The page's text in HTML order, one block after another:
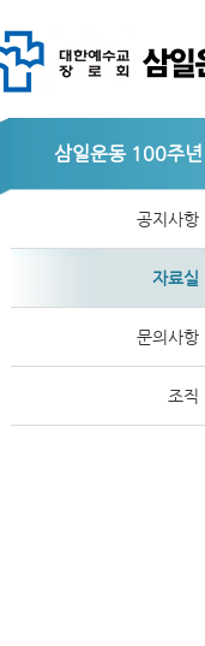
삼일운동 100주년
공지사항
자료실
문의사항
조직